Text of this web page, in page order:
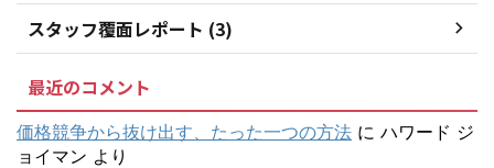
スタッフ覆面レポート (3)
最近のコメント
価格競争から抜け出す、たった一つの方法 に ハワード ジ
ョイマン より